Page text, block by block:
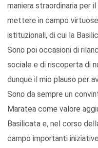
maniera straordinaria per
mettere in campo
istituzionali, di cui la
Sono poi occasioni di
sociale e di riscoperta di
dunque il mio plauso per
Sono da sempre un
Maratea come valore
Basilicata e, nel corso
campo importanti